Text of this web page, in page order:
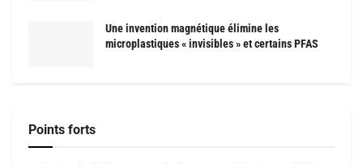
Une invention magnétique élimine les
microplastiques « invisibles » et certains PFAS
Points forts